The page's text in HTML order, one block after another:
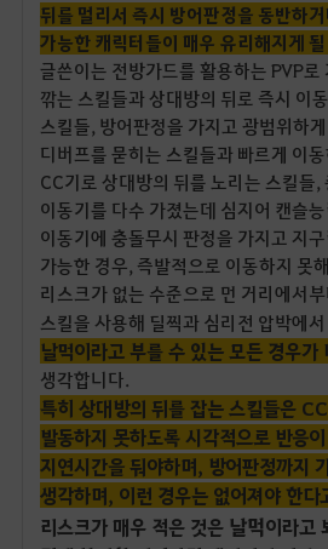
뒤를 멀리서 즉시 방어판정을 동반하
가능한 캐릭터들이 매우 유리해지게
글쓴이는 전방가드를 활용하는 PVP로
깎는 스킬들과 상대방의 뒤로 즉시 이
스킬들, 방어판정을 가지고 광범위하
디버프를 묻히는 스킬들과 빠르게 이
CC기로 상대방의 뒤를 노리는 스킬들,
이동기를 다수 가졌는데 심지어 캔슬
이동기에 충돌무시 판정을 가지고 지
가능한 경우, 즉발적으로 이동하지 못
리스크가 없는 수준으로 먼 거리에서
스킬을 사용해 딜찍과 심리전 압박에
날먹이라고 부를 수 있는 모든 경우가
생각합니다.
특히 상대방의 뒤를 잡는 스킬들은
발동하지 못하도록 시각적으로 반응
지연시간을 둬야하며, 방어판정까지
생각하며, 이런 경우는 없어져야 한다
리스크가 매우 적은 것은 날먹이라고